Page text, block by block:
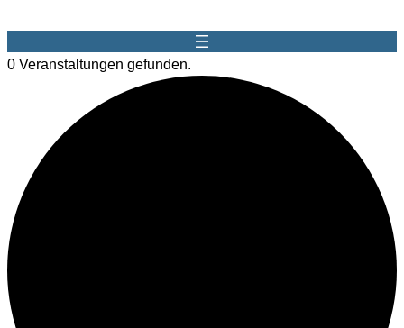
0 Veranstaltungen gefunden.